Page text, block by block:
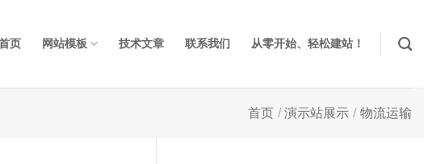
页 网站模板 技术文章 联系我们 从零开始、轻松建站！
首页 / 演示站展示 / 物流运输